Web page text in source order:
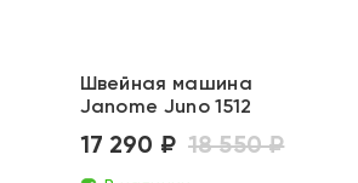
Швейная машина
Janome Juno 1512
17 290 ₽ 18 550 ₽